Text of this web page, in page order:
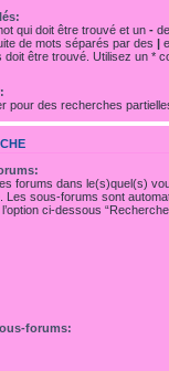
qui doit être trouvé et un -
de mots séparés par des |
doit être trouvé. Utilisez un *
pour des recherches
forums dans le(s)quel(s)
Les sous-forums sont
ci-dessous
forums: